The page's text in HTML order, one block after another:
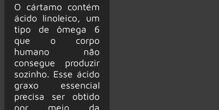
O cártamo contém
ácido linoleico, um
tipo de ômega 6
que o corpo
humano não
consegue produzir
sozinho. Esse ácido
graxo essencial
precisa ser obtido
por meio da